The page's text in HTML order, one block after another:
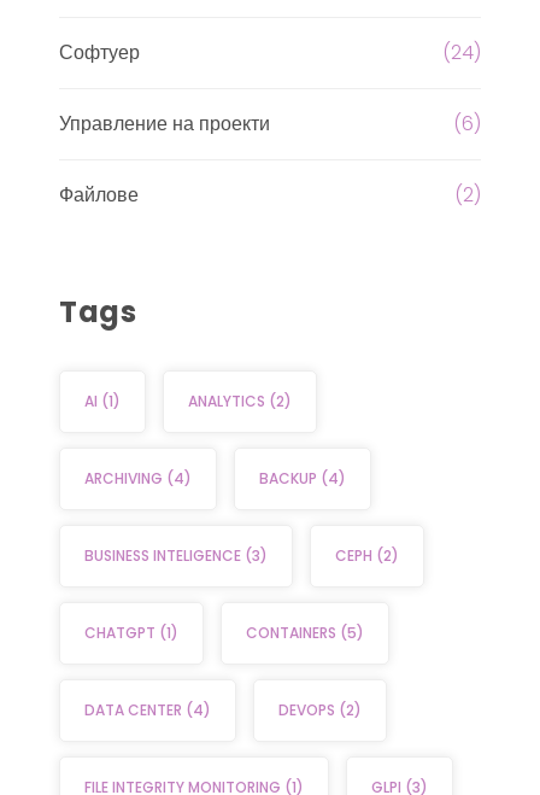
Софтуер (24)
Управление на проекти (6)
Файлове (2)
Tags
AI (1) ANALYTICS (2)
ARCHIVING (4) BACKUP (4)
BUSINESS INTELIGENCE (3) CEPH (2)
CHATGPT (1) CONTAINERS (5)
DATA CENTER (4) DEVOPS (2)
FILE INTEGRITY MONITORING (1) GLPI (3)